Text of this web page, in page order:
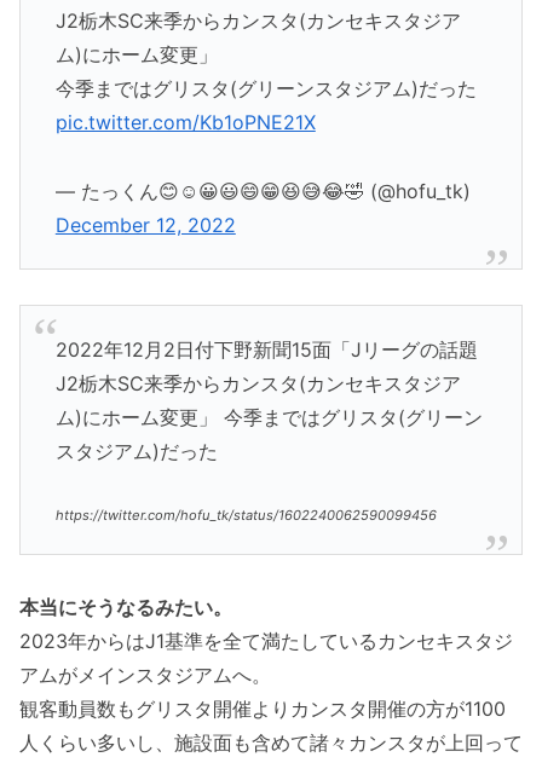
J2栃木SC来季からカンスタ(カンセキスタジア
ム)にホーム変更」
今季まではグリスタ(グリーンスタジアム)だった
pic.twitter.com/Kb1oPNE21X
— たっくん😊☺️😀😃😄😁😆😅😂🤣 (@hofu_tk)
December 12, 2022
2022年12月2日付下野新聞15面「Jリーグの話題
J2栃木SC来季からカンスタ(カンセキスタジア
ム)にホーム変更」 今季まではグリスタ(グリーン
スタジアム)だった
https://twitter.com/hofu_tk/status/1602240062590099456
本当にそうなるみたい。
2023年からはJ1基準を全て満たしているカンセキスタジ
アムがメインスタジアムへ。
観客動員数もグリスタ開催よりカンスタ開催の方が1100
人くらい多いし、施設面も含めて諸々カンスタが上回って